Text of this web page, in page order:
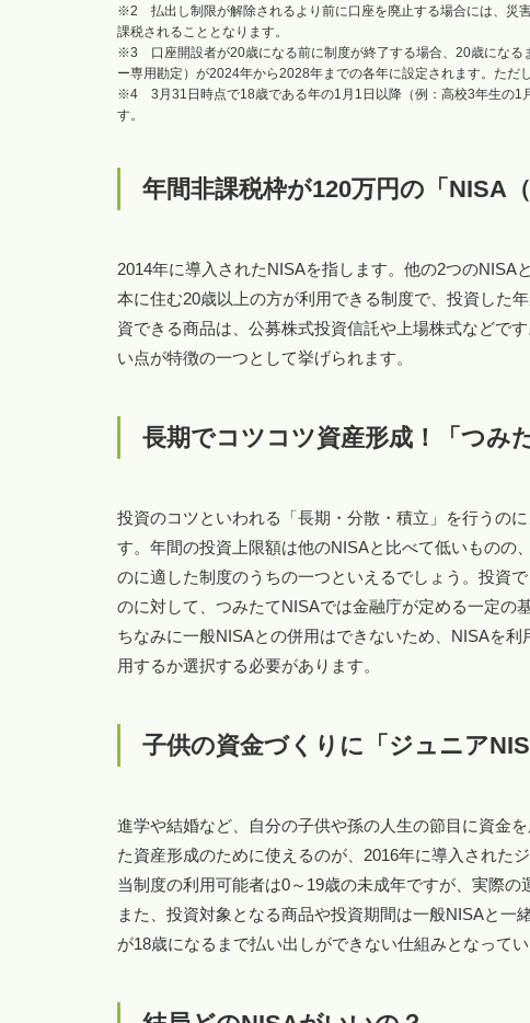
※2 払出し制限が解除されるより前に口座を廃止する場合には、災
課税されることとなります。
※3 口座開設者が20歳になる前に制度が終了する場合、20歳になる
ー専用勘定）が2024年から2028年までの各年に設定されます。ただ
※4 3月31日時点で18歳である年の1月1日以降（例：高校3年生の1
す。
年間非課税枠が120万円の「NISA
2014年に導入されたNISAを指します。他の2つのNISA
本に住む20歳以上の方が利用できる制度で、投資した
資できる商品は、公募株式投資信託や上場株式などで
い点が特徴の一つとして挙げられます。
長期でコツコツ資産形成！「つみ
投資のコツといわれる「長期・分散・積立」を行うの
す。年間の投資上限額は他のNISAと比べて低いものの
のに適した制度のうちの一つといえるでしょう。投資
のに対して、つみたてNISAでは金融庁が定める一定の
ちなみに一般NISAとの併用はできないため、NISAを
用するか選択する必要があります。
子供の資金づくりに「ジュニア
進学や結婚など、自分の子供や孫の人生の節目に資金
た資産形成のために使えるのが、2016年に導入されたジ
当制度の利用可能者は0～19歳の未成年ですが、実際の
また、投資対象となる商品や投資期間は一般NISAと
が18歳になるまで払い出しができない仕組みとなって